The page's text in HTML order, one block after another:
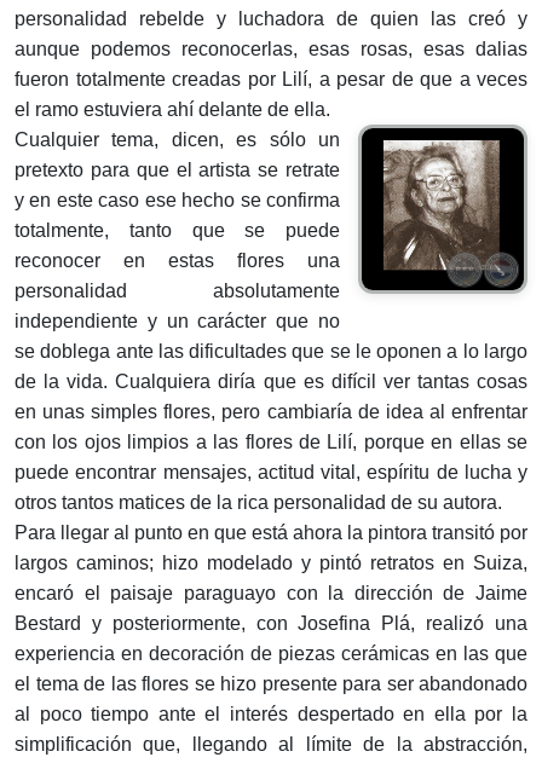
personalidad rebelde y luchadora de quien las creó y
aunque podemos reconocerlas, esas rosas, esas dalias
fueron totalmente creadas por Lilí, a pesar de que a veces
el ramo estuviera ahí delante de ella.
Cualquier tema, dicen, es sólo un
pretexto para que el artista se retrate
y en este caso ese hecho se confirma
totalmente, tanto que se puede
reconocer en estas flores una
personalidad absolutamente
independiente y un carácter que no
se doblega ante las dificultades que se le oponen a lo largo
de la vida. Cualquiera diría que es difícil ver tantas cosas
en unas simples flores, pero cambiaría de idea al enfrentar
con los ojos limpios a las flores de Lilí, porque en ellas se
puede encontrar mensajes, actitud vital, espíritu de lucha y
otros tantos matices de la rica personalidad de su autora.
Para llegar al punto en que está ahora la pintora transitó por
largos caminos; hizo modelado y pintó retratos en Suiza,
encaró el paisaje paraguayo con la dirección de Jaime
Bestard y posteriormente, con Josefina Plá, realizó una
experiencia en decoración de piezas cerámicas en las que
el tema de las flores se hizo presente para ser abandonado
al poco tiempo ante el interés despertado en ella por la
simplificación que, llegando al límite de la abstracción,